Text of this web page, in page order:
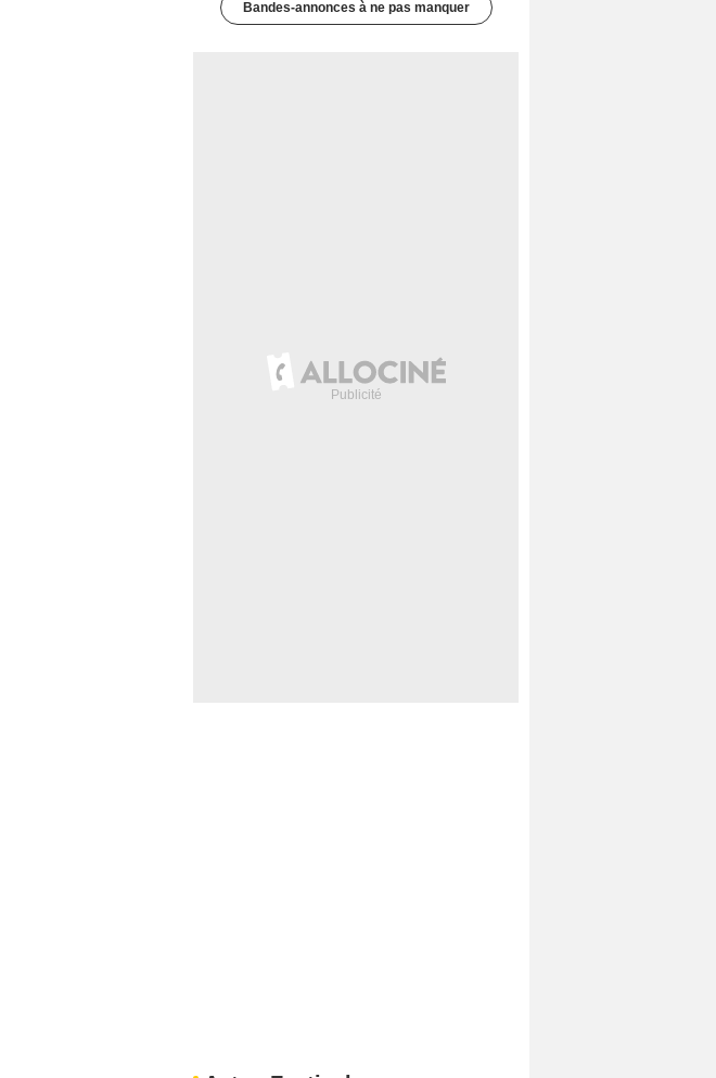
Bandes-annonces à ne pas manquer